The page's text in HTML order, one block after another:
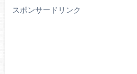
スポンサードリンク